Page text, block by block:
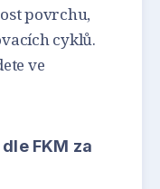
povrchu,
cyklů.
ve
FKM za